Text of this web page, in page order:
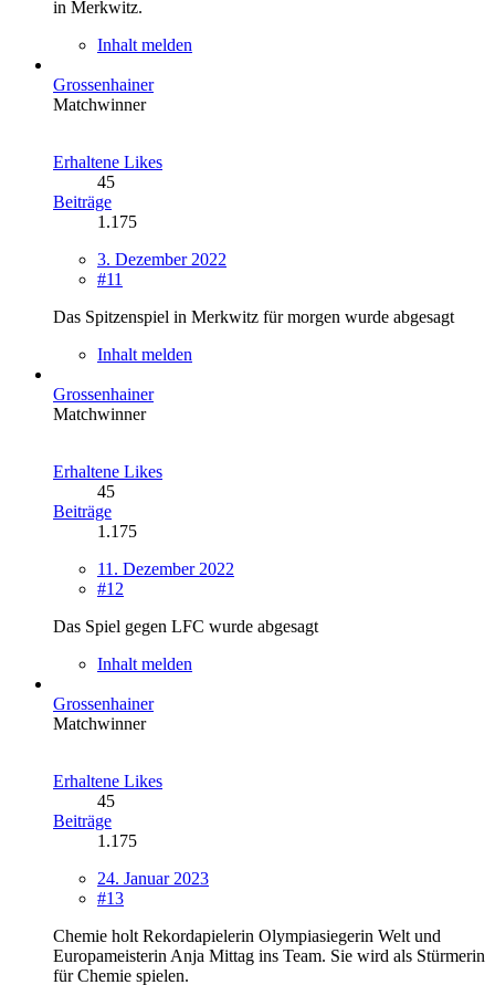
in Merkwitz.
Inhalt melden
Grossenhainer
Matchwinner
Erhaltene Likes
45
Beiträge
1.175
3. Dezember 2022
#11
Das Spitzenspiel in Merkwitz für morgen wurde abgesagt
Inhalt melden
Grossenhainer
Matchwinner
Erhaltene Likes
45
Beiträge
1.175
11. Dezember 2022
#12
Das Spiel gegen LFC wurde abgesagt
Inhalt melden
Grossenhainer
Matchwinner
Erhaltene Likes
45
Beiträge
1.175
24. Januar 2023
#13
Chemie holt Rekordapielerin Olympiasiegerin Welt und
Europameisterin Anja Mittag ins Team. Sie wird als Stürmerin
für Chemie spielen.